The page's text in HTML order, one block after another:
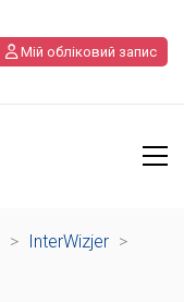
Мій обліковий запис
> InterWizjer >